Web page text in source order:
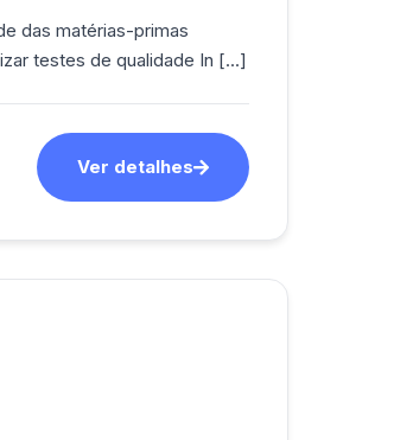
das matérias-primas
testes de qualidade In [...]
Ver detalhes